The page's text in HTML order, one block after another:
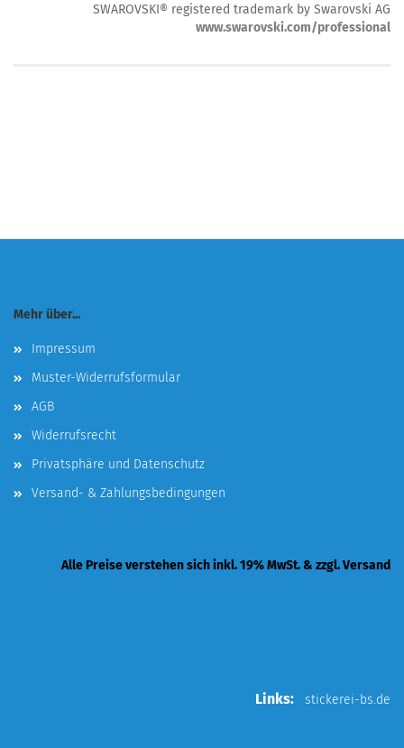
SWAROVSKI® registered trademark by Swarovski AG
www.swarovski.com/professional
Mehr über...
Impressum
Muster-Widerrufsformular
AGB
Widerrufsrecht
Privatsphäre und Datenschutz
Versand- & Zahlungsbedingungen
Alle Preise verstehen sich inkl. 19% MwSt. & zzgl. Versand
Links: stickerei-bs.de